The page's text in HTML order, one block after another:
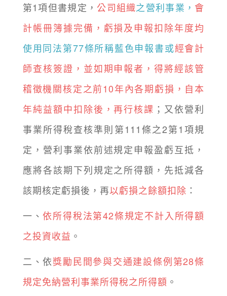
第1項但書規定， 公司組織之營利事業， 會
計帳冊簿據完備，虧損及申報扣除年度均
使用同法第77條所稱藍色申報書或經會計
師查核簽證，並如期申報者，得將經該管
稽徵機關核定之前10年內各期虧損，自本
年純益額中扣除後，再行核課 ；又依營利
事業所得稅查核準則第111條之2第1項規
定，營利事業依前述規定申報盈虧互抵，
應將各該期下列規定之所得額，先抵減各
該期核定虧損後，再以虧損之餘額扣除 ：
一、依所得稅法第42條規定不計入所得額
之投資收益 。
二、依獎勵民間參與交通建設條例第28條
規定免納營利事業所得稅之所得額 。